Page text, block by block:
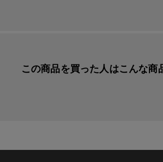
この商品を買った人はこんな商